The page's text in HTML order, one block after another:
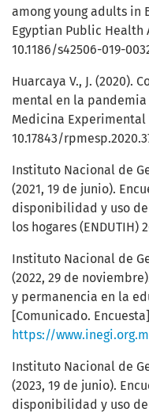
among young adults in
Egyptian Public Health
10.1186/s42506-019-
Huarcaya V., J. (2020).
mental en la pandemia
Medicina Experimental
10.17843/
Instituto Nacional de
(2021, 19 de junio).
disponibilidad y uso
los hogares (ENDUTIH)
Instituto Nacional de
(2022, 29 de
y permanencia en la
[Comunicado.
https://www.inegi.org.mx/contenidos/
Instituto Nacional de
(2023, 19 de junio).
disponibilidad y uso